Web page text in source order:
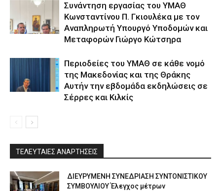
Συνάντηση εργασίας του ΥΜΑΘ
Κωνσταντίνου Π. Γκιουλέκα με τον
Αναπληρωτή Υπουργό Υποδομών και
Μεταφορών Γιώργο Κώτσηρα
Περιοδείες του ΥΜΑΘ σε κάθε νομό
της Μακεδονίας και της Θράκης
Αυτήν την εβδομάδα εκδηλώσεις σε
Σέρρες και Κιλκίς
ΤΕΛΕΥΤΑΙΕΣ ΑΝΑΡΤΗΣΕΙΣ
ΔΙΕΥΡΥΜΕΝΗ ΣΥΝΕΔΡΙΑΣΗ ΣΥΝΤΟΝΙΣΤΙΚΟΥ
ΣΥΜΒΟΥΛΙΟΥ Έλεγχος μέτρων